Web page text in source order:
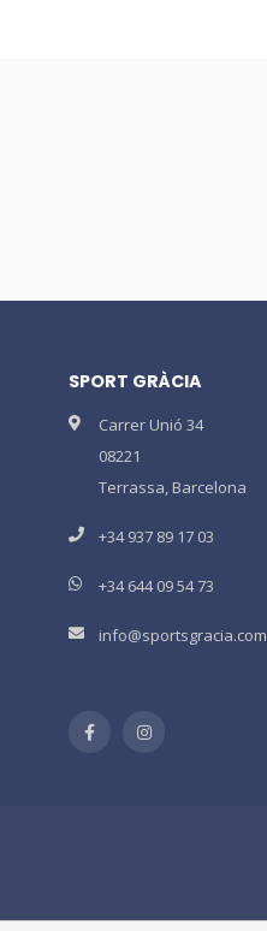
SPORT GRÀCIA
Carrer Unió 34
08221
Terrassa, Barcelona
+34 937 89 17 03
+34 644 09 54 73
info@sportsgracia.com